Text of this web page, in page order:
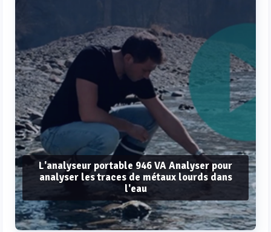
L'analyseur portable 946 VA Analyser pour
analyser les traces de métaux lourds dans
l'eau